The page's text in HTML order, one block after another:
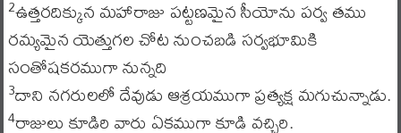
2ఉత్తరదిక్కున మహారాజు పట్టణమైన సీయోను పర్వ తము
రమ్యమైన యెత్తుగల చోట నుంచబడి సర్వభూమికి
సంతోషకరముగా నున్నది
3దాని నగరులలో దేవుడు ఆశ్రయముగా ప్రత్యక్ష మగుచున్నాడు.
4రాజులు కూడిరి వారు ఏకముగా కూడి వచ్చిరి.